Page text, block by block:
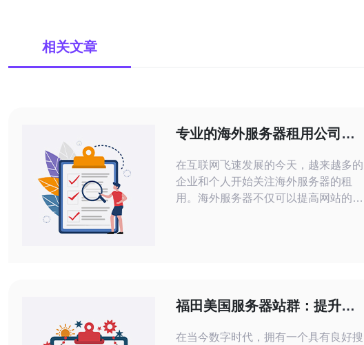
相关文章
专业的海外服务器租用公司有
在互联网飞速发展的今天，越来越多的
企业和个人开始关注海外服务器的租
用。海外服务器不仅可以提高网站的访
的选择。 首先，我们来看看亚马逊
AWS（Amazon Web Servic
福田美国服务器站群：提升您
在当今数字时代，拥有一个具有良好搜